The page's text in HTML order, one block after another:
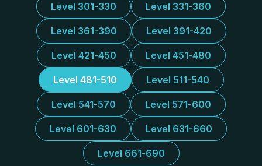
Level 301-330 Level 331-360
Level 361-390 Level 391-420
Level 421-450 Level 451-480
Level 481-510 Level 511-540
Level 541-570 Level 571-600
Level 601-630 Level 631-660
Level 661-690